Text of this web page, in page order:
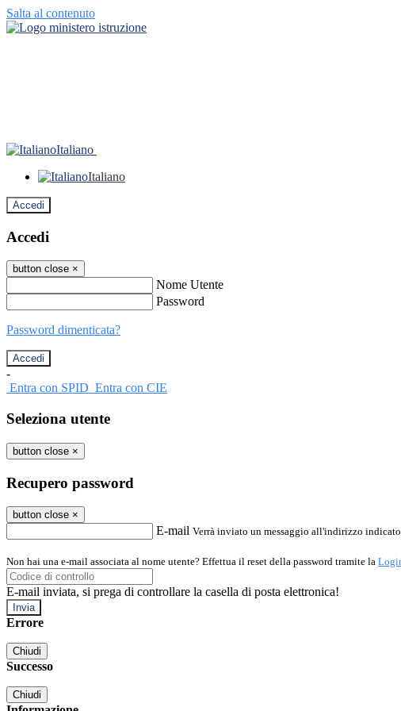
Salta al contenuto
Italiano
Italiano
Accedi
Accedi
button close ×
Nome Utente
Password
Password dimenticata?
-
Entra con SPID Entra con CIE
Seleziona utente
button close ×
Recupero password
button close ×
E-mail Verrà inviato un messaggio all'indirizzo
Non hai una e-mail associata al nome utente? Effettua il reset della password tramite la
E-mail inviata, si prega di controllare la casella di posta elettronica!
Errore
Chiudi
Successo
Chiudi